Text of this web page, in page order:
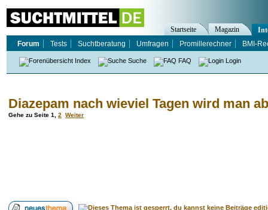
Diazepam nach wieviel Tagen wird man
Gehe zu Seite 1 2 Weiter
Startseite Magazin
Forum
Tests Suchtberatung Umfragen Promillerechner BMI-
Index Suche FAQ Login